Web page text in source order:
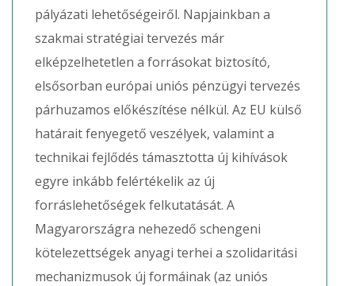
pályázati lehetőségeiről. Napjainkban a
szakmai stratégiai tervezés már
elképzelhetetlen a forrásokat biztosító,
elsősorban európai uniós pénzügyi tervezés
párhuzamos előkészítése nélkül. Az EU külső
határait fenyegető veszélyek, valamint a
technikai fejlődés támasztotta új kihívások
egyre inkább felértékelik az új
forráslehetőségek felkutatását. A
Magyarországra nehezedő schengeni
kötelezettségek anyagi terhei a szolidaritási
mechanizmusok új formáinak (az uniós